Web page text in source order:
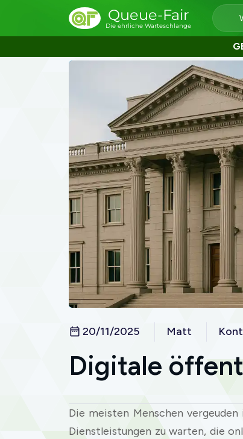
Queue-Fair
Die ehrliche Warteschlange
20/11/2025 Matt
Digitale
Die meisten Menschen
Dienstleistungen zu warten, die